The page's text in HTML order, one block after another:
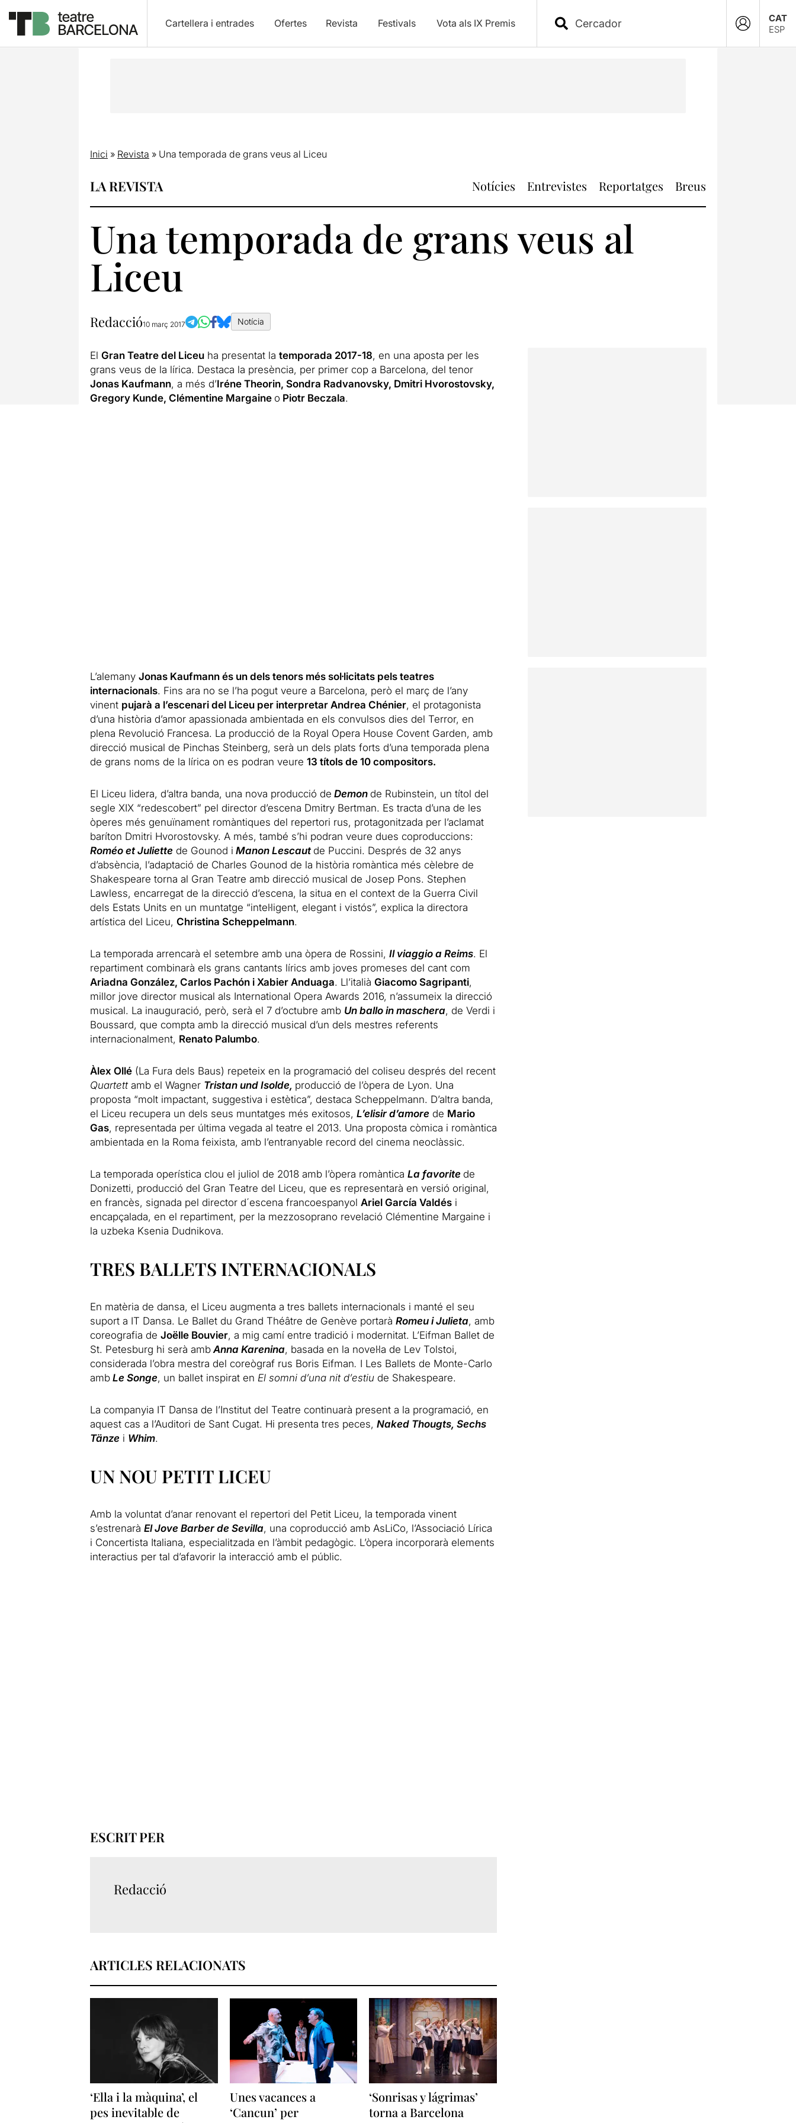
Cartellera i entrades Ofertes Revista Festivals Vota als IX Premis
CAT
ESP
Inici » Revista » Una temporada de grans veus al Liceu
LA REVISTA Notícies Entrevistes Reportatges Breus
Una temporada de grans veus al
Liceu
Redacció10 març 2017 Notícia
El Gran Teatre del Liceuha presentat la temporada 2017-18, en una aposta per les
grans veus de la lírica. Destaca la presència, per primer cop a Barcelona, del tenor
Jonas Kaufmann, a més d’Iréne Theorin, Sondra Radvanovsky, Dmitri Hvorostovsky,
Gregory Kunde, Clémentine Margaine o Piotr Beczala.
L’alemany Jonas Kaufmann és un dels tenors més sol·licitats pels teatres
internacionals. Fins ara no se l’ha pogut veure a Barcelona, però el març de l’any
vinent pujarà a l’escenari del Liceu per interpretar Andrea Chénier, el protagonista
d’una història d’amor apassionada ambientada en els convulsos dies del Terror, en
plena Revolució Francesa. La producció de la Royal Opera House Covent Garden, amb
direcció musical de Pinchas Steinberg, serà un dels plats forts d’una temporada plena
de grans noms de la lírica on es podran veure 13 títols de 10 compositors.
El Liceu lidera, d’altra banda, una nova producció de Demon de Rubinstein, un títol del
segle XIX “redescobert” pel director d’escena Dmitry Bertman. Es tracta d’una de les
òperes més genuïnament romàntiques del repertori rus, protagonitzada per l’aclamat
baríton Dmitri Hvorostovsky. A més, també s’hi podran veure dues coproduccions:
Roméo et Juliette de Gounod i Manon Lescaut de Puccini. Després de 32 anys
d’absència, l’adaptació de Charles Gounod de la història romàntica més cèlebre de
Shakespeare torna al Gran Teatre amb direcció musical de Josep Pons. Stephen
Lawless, encarregat de la direcció d’escena, la situa en el context de la Guerra Civil
dels Estats Units en un muntatge “intel·ligent, elegant i vistós”, explica la directora
artística del Liceu, Christina Scheppelmann.
La temporada arrencarà el setembre amb una òpera de Rossini, Il viaggio a Reims. El
repartiment combinarà els grans cantants lírics amb joves promeses del cant com
Ariadna González, Carlos Pachón i Xabier Anduaga. Ll’italià Giacomo Sagripanti,
millor jove director musical als International Opera Awards 2016, n’assumeix la direcció
musical. La inauguració, però, serà el 7 d’octubre amb Un ballo in maschera, de Verdi i
Boussard, que compta amb la direcció musical d’un dels mestres referents
internacionalment, Renato Palumbo.
Àlex Ollé(La Fura dels Baus) repeteix en la programació del coliseu després del recent
Quartettamb el Wagner Tristan und Isolde, producció de l’òpera de Lyon. Una
proposta “molt impactant, suggestiva i estètica”, destaca Scheppelmann. D’altra banda,
el Liceu recupera un dels seus muntatges més exitosos, L’elisir d’amore de Mario
Gas, representada per última vegada al teatre el 2013. Una proposta còmica i romàntica
ambientada en la Roma feixista, amb l’entranyable record del cinema neoclàssic.
La temporada operística clou el juliol de 2018 amb l’òpera romàntica La favorite de
Donizetti, producció del Gran Teatre del Liceu, que es representarà en versió original,
en francès, signada pel director d´escena francoespanyol Ariel García Valdési
encapçalada, en el repartiment, per la mezzosoprano revelació Clémentine Margaine i
la uzbeka Ksenia Dudnikova.
TRES BALLETS INTERNACIONALS
En matèria de dansa, el Liceu augmenta a tres ballets internacionals i manté el seu
suport a IT Dansa. Le Ballet du Grand Théâtre de Genève portarà Romeu i Julieta, amb
coreografia de Joëlle Bouvier, a mig camí entre tradició i modernitat. L’Eifman Ballet de
St. Petesburg hi serà ambAnna Karenina, basada en la novel·la de Lev Tolstoi,
considerada l’obra mestra del coreògraf rus Boris Eifman. I Les Ballets de Monte-Carlo
ambLe Songe, un ballet inspirat en El somni d’una nit d’estiude Shakespeare.
La companyia IT Dansa de l’Institut del Teatre continuarà present a la programació, en
aquest cas a l’Auditori de Sant Cugat. Hi presenta tres peces, Naked Thougts, Sechs
Tänze i Whim.
UN NOU PETIT LICEU
Amb la voluntat d’anar renovant el repertori del Petit Liceu, la temporada vinent
s’estrenarà El Jove Barber de Sevilla, una coproducció amb AsLiCo, l’Associació Lírica
i Concertista Italiana, especialitzada en l’àmbit pedagògic. L’òpera incorporarà elements
interactius per tal d’afavorir la interacció amb el públic.
ESCRIT PER
Redacció
ARTICLES RELACIONATS
‘Ella i la màquina’, el
pes inevitable de
Unes vacances a
‘Cancun’ per
‘Sonrisas y lágrimas’
torna a Barcelona